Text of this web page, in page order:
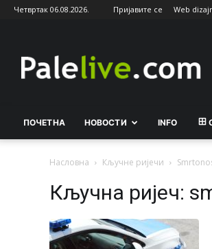
Четвртак 06.08.2026. Пријавите се Web
ПОЧЕТНА НОВОСТИ INFO
Насловна Кључне ријечи
Кључна ријеч: